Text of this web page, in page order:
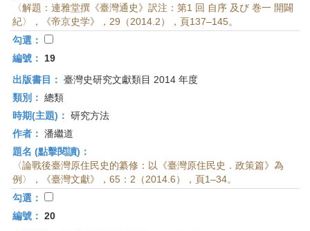
〈解題：連雅堂撰《臺灣通史》訳注：第1 回 自序 及び 巻一 開闢
紀〉，《帝京史学》，29（2014.2），頁137–145。
勾選：
編號：
19
出版書目： 臺灣史研究文獻類目 2014 年度
類別： 總類
時期(主題)： 研究方法
作者： 潘繼道
題名 (點擊閱讀)：
〈論戰後臺灣原住民史的纂修：以《臺灣原住民史．政策篇》為
例〉，《臺灣文獻》，65：2（2014.6），頁1–34。
勾選：
編號： 20